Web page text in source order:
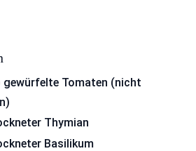
gewürfelte Tomaten (nicht
Thymian
Basilikum